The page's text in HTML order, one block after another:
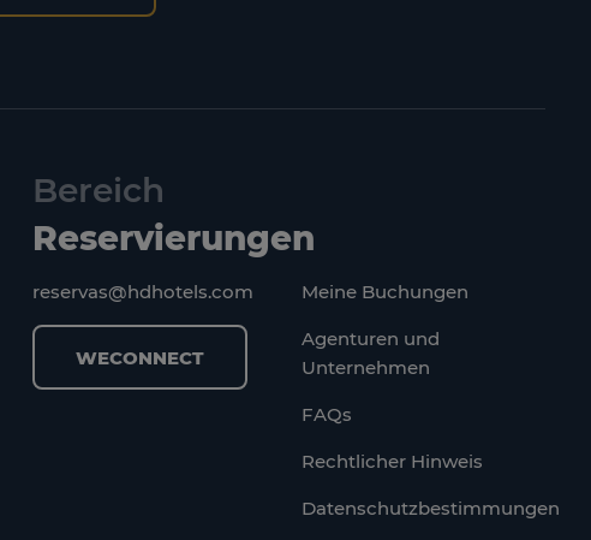
Bereich
Reservierungen
reservas@hdhotels.com
WECONNECT
Meine Buchungen
Agenturen und
Unternehmen
FAQs
Rechtlicher Hinweis
Datenschutzbestimmungen